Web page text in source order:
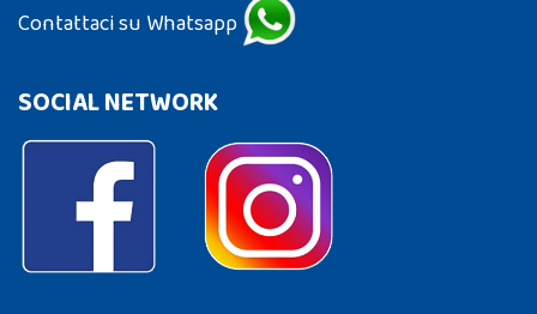
Contattaci su Whatsapp
SOCIAL NETWORK